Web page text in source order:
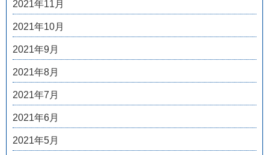
2021年11月
2021年10月
2021年9月
2021年8月
2021年7月
2021年6月
2021年5月